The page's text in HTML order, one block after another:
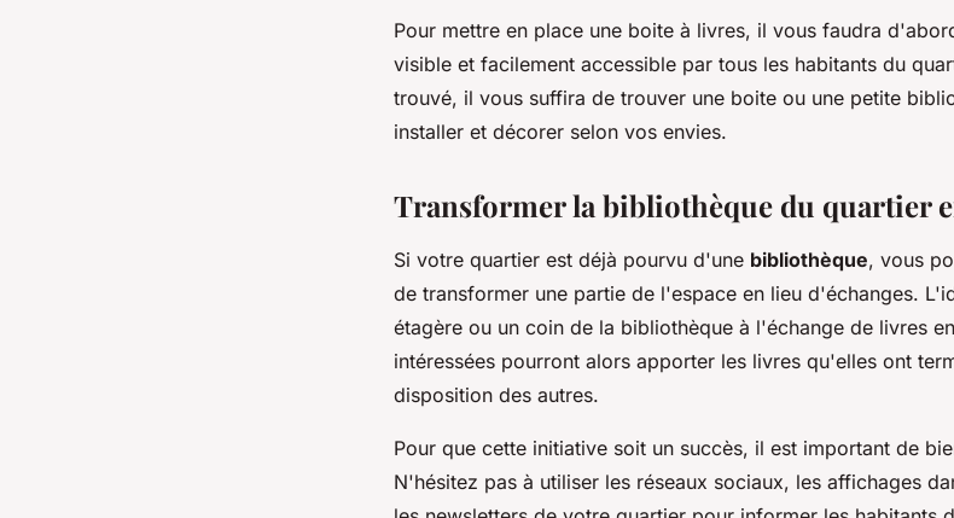
Pour mettre en place une boite à livres, il vous faudra
visible et facilement accessible par tous les habitants du
trouvé, il vous suffira de trouver une boite ou une petite
installer et décorer selon vos envies.
Transformer la bibliothèque du quartier
Si votre quartier est déjà pourvu d'une bibliothèque, vous
de transformer une partie de l'espace en lieu d'échanges.
étagère ou un coin de la bibliothèque à l'échange de livres
intéressées pourront alors apporter les livres qu'elles ont
disposition des autres.
Pour que cette initiative soit un succès, il est important de
N'hésitez pas à utiliser les réseaux sociaux, les affichages